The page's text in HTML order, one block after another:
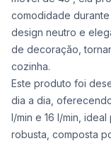
comodidade
design neutro e
de decoração,
cozinha.
Este produto foi
dia a dia,
l/min e 16 l/min,
robusta, composta